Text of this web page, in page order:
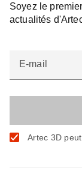
Soyez le
actualités
E-mail
Artec 3D